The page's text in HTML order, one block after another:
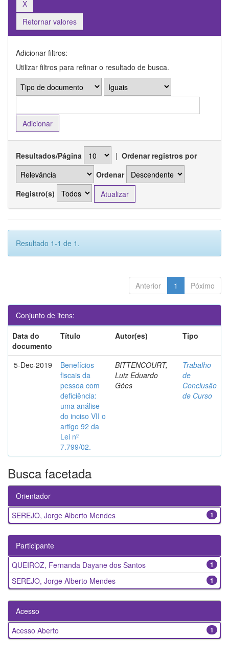
Retornar valores
Adicionar filtros:
Utilizar filtros para refinar o resultado de busca.
Resultados/Página | Ordenar registros por
Ordenar
Registro(s)
Resultado 1-1 de 1.
Anterior 1 Póximo
Conjunto de itens:
Data do
documento
Título Autor(es) Tipo
5-Dec-2019
Benefícios
fiscais da
pessoa com
deficiência:
uma análise
do inciso VII o
artigo 92 da
Lei nº
7.799/02.
BITTENCOURT,
Luiz Eduardo
Góes
Trabalho
de
Conclusão
de Curso
Busca facetada
Orientador
1
SEREJO, Jorge Alberto Mendes
Participante
1
QUEIROZ, Fernanda Dayane dos Santos
1
SEREJO, Jorge Alberto Mendes
Acesso
1
Acesso Aberto